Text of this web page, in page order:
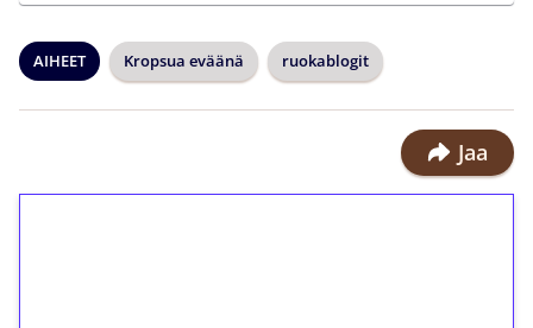
AIHEET Kropsua eväänä ruokablogit
Jaa